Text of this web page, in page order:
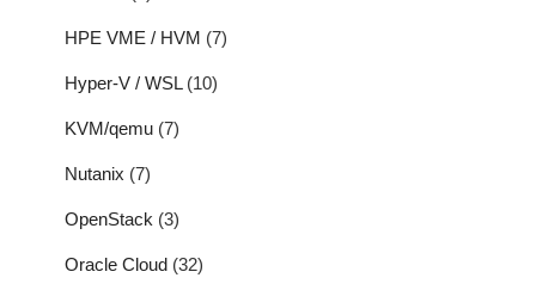
HPE VME / HVM (7)
Hyper-V / WSL(10)
KVM/qemu (7)
Nutanix (7)
OpenStack (3)
Oracle Cloud (32)